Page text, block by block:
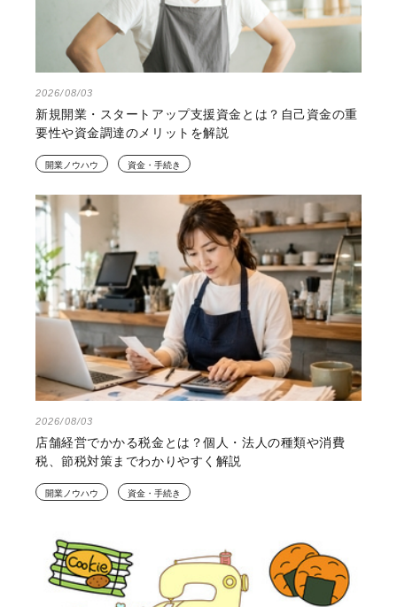
2026/08/03
新規開業・スタートアップ支援資金とは？自己資金の重
要性や資金調達のメリットを解説
開業ノウハウ 資金・手続き
2026/08/03
店舗経営でかかる税金とは？個人・法人の種類や消費
税、節税対策までわかりやすく解説
開業ノウハウ 資金・手続き